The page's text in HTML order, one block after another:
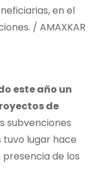
en el
/ AMAXKAR
este año un
de
subvenciones
tuvo lugar hace
de los